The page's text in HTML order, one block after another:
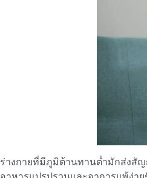
ร่างกายที่มีภูมิต้านทานต่ำมักส่งสัญ